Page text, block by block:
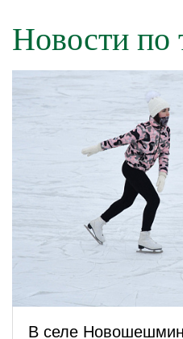
Новости по
В селе